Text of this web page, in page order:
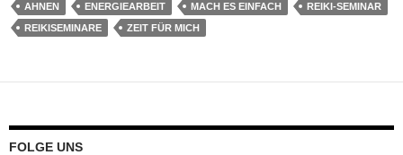
AHNEN ENERGIEARBEIT MACH ES EINFACH
REIKI-SEMINAR
REIKISEMINARE
ZEIT FÜR MICH
FOLGE UNS